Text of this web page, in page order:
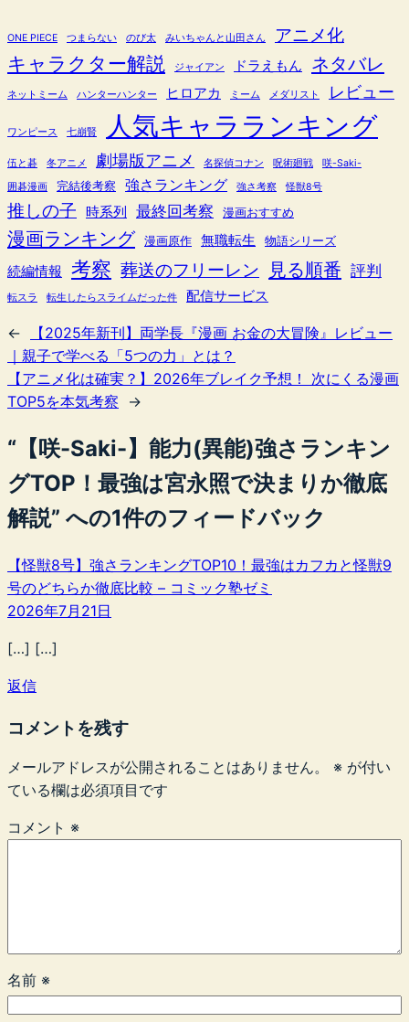
ONE PIECE つまらない のび太 みいちゃんと山田さん アニメ化
キャラクター解説 ジャイアン ドラえもん ネタバレ
ネットミーム ハンターハンター ヒロアカ ミーム メダリスト レビュー
ワンピース 七崩賢 人気キャラランキング
伍と碁 冬アニメ 劇場版アニメ 名探偵コナン 呪術廻戦
咲-Saki-
囲碁漫画
完結後考察 強さランキング 強さ考察 怪獣8号
推しの子 時系列 最終回考察 漫画おすすめ
漫画ランキング 漫画原作 無職転生 物語シリーズ
続編情報 考察 葬送のフリーレン 見る順番 評判
転スラ 転生したらスライムだった件 配信サービス
←
【2025年新刊】両学長『漫画 お金の大冒険』レビュー
｜親子で学べる「5つの力」とは？
【アニメ化は確実？】2026年ブレイク予想！ 次にくる漫画
TOP5を本気考察
→
“【咲-Saki-】能力(異能)強さランキン
グTOP！最強は宮永照で決まりか徹底
解説” への1件のフィードバック
【怪獣8号】強さランキングTOP10！最強はカフカと怪獣9
号のどちらか徹底比較 – コミック塾ゼミ
2026年7月21日
[…] […]
返信
コメントを残す
メールアドレスが公開されることはありません。 ※ が付い
ている欄は必須項目です
コメント ※
名前 ※